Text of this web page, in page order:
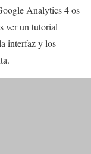
Analytics 4 os
ver un tutorial
interfaz y los